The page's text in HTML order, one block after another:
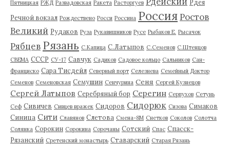
Пятницкая РЖД Развадовская Ракета Расторгуев
Рдея
Речной вокзал Рождествено Росси Россина Россия Ростов
Великий Рудаков Руза Рукавишников Русе Рыбаков Е. Рысачок
Рябцев Рязань С.Капица С.Латыпов С.Семенов С.Штенцов
СВЕМА СССР СУ-17 Савчук Садиков Садовое кольцо Сальников Сан-
Франциско Сара Тисдейл Северный порт Селезнева Семейный Доктор
Семенов Семеновская Семушин Сенчурина Сеня Сергей Кузнецов
Сергей Латыпов Серебряный бор Серегин Серпухов Сетунь
Сеф Сивичев Сивцев вражек Сидоров Сидорюк Сизова Симаков
Синица Сити Славянов Слетова Смена-8М Снетков Соколов Солотча
Солянка Сорокин Сорокина Сорочаны Сотский Спас Спасск-
Рязанский Сретенский монастырь Ставарский Старая Рязань